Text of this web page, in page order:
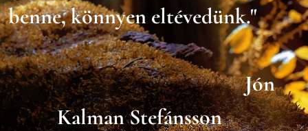
benne, könnyen eltévedünk."
Jón
Kalman Stefánsson